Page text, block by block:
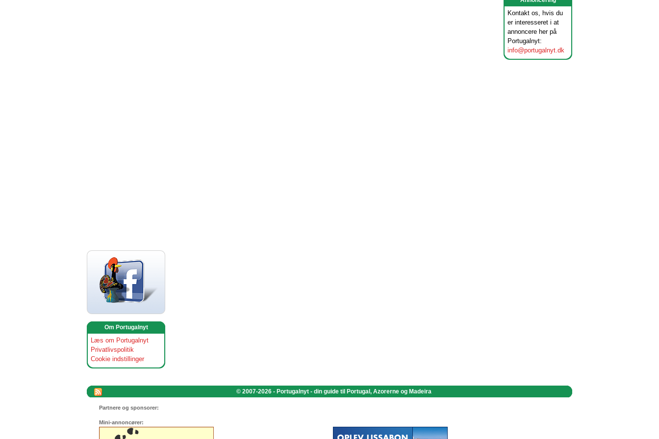
Kontakt os, hvis du
er interesseret i at
annoncere her på
Portugalnyt:
info@portugalnyt.dk
Om Portugalnyt
Læs om Portugalnyt
Privatlivspolitik
Cookie indstillinger
© 2007-2026 - Portugalnyt - din guide til Portugal, Azorerne og Madeira
Partnere og sponsorer:
Mini-annoncører: